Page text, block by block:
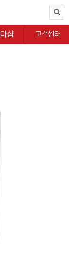
샵 고객센터